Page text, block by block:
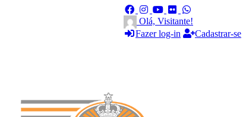
Olá, Visitante!
Fazer log-in
Cadastrar-se